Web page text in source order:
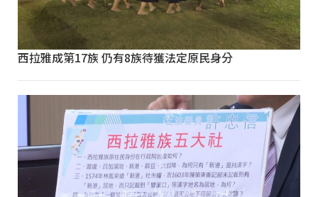
西拉雅成第17族 仍有8族待獲法定原民身分